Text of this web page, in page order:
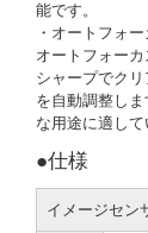
能です。
・オートフォー
オートフォー
シャープでク
を自動調整し
な用途に適して
●仕様
イメージセン